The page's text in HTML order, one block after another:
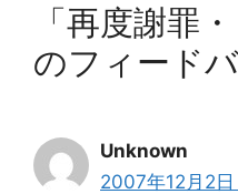
「再度謝罪
のフィード
Unknown
2007年12月2